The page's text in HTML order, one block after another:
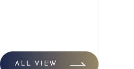
ALL VIEW